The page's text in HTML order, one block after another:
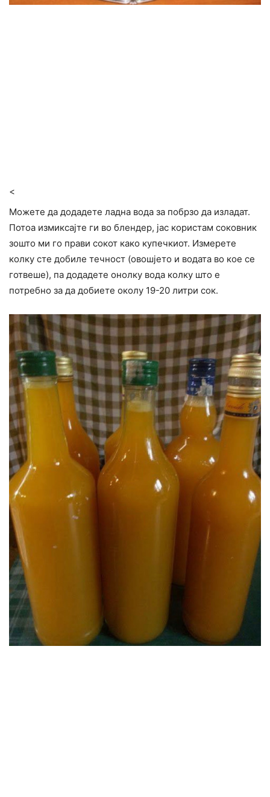
<
Можете да додадете ладна вода за побрзо да изладат.
Потоа измиксајте ги во блендер, јас користам соковник
зошто ми го прави сокот како купечкиот. Измерете
колку сте добиле течност (овошјето и водата во кое се
готвеше), па додадете онолку вода колку што е
потребно за да добиете околу 19-20 литри сок.